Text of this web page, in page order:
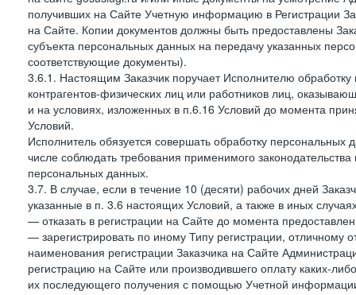
получивших на Сайте Учетную информацию в Регистрации
на Сайте. Копии документов должны быть предоставлены
субъекта персональных данных на передачу указанных
соответствующие документы).
3.6.1. Настоящим Заказчик поручает Исполнителю
контрагентов-физических лиц или работников лиц,
и на условиях, изложенных в п.6.16 Условий до момента
Условий.
Исполнитель обязуется совершать обработку
числе соблюдать требования применимого
персональных данных.
3.7. В случае, если в течение 10 (десяти) рабочих дней
указанные в п. 3.6 настоящих Условий, а также в иных
— отказать в регистрации на Сайте до момента
— зарегистрировать по иному Типу регистрации, отличному
наименования регистрации Заказчика на Сайте
регистрацию на Сайте или производившего оплату каких-
их последующего получения с помощью Учетной